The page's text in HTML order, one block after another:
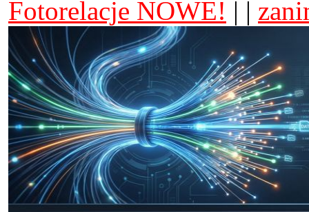
Fotorelacje NOWE! | |